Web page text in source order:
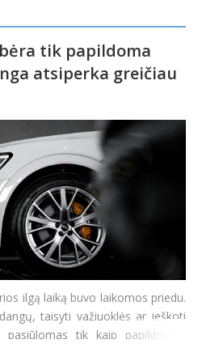
Tačiau kai diskomfortas tampa
tik papildoma
atsiperka greičiau
ilgą laiką buvo laikomos priedu.
taisyti važiuoklės ar ieškoti
tik kaip papildomas